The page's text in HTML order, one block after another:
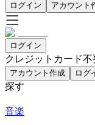
ログイン アカウント
ログイン
クレジットカード不
アカウント作成 ログ
探す
音楽